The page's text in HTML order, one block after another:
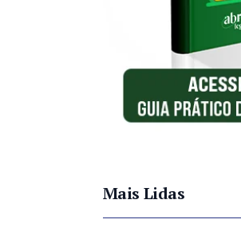
Mais Lidas